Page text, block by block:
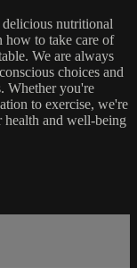
nutritional
how to take care of
We are always
choices and
Whether you're
to exercise, we're
health and well-being